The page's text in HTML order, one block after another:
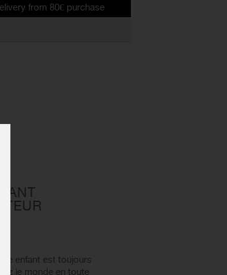
purchase
enfant est toujours
le monde en toute